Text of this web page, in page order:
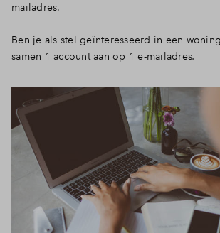
mailadres.
Ben je als stel geïnteresseerd in een
samen 1 account aan op 1 e-mailadres.